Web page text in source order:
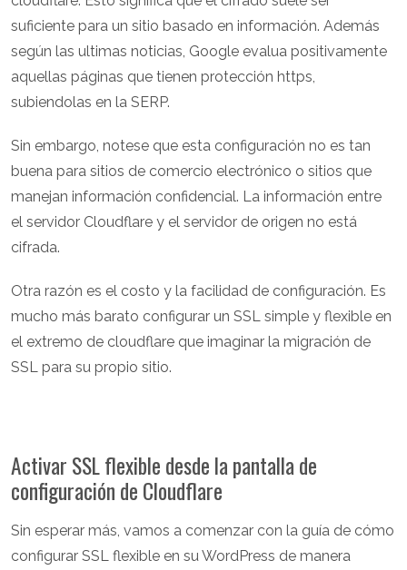
suficiente para un sitio basado en información. Además
según las ultimas noticias, Google evalua positivamente
aquellas páginas que tienen protección https,
subiendolas en la SERP.
Sin embargo, notese que esta configuración no es tan
buena para sitios de comercio electrónico o sitios que
manejan información confidencial. La información entre
el servidor Cloudflare y el servidor de origen no está
cifrada.
Otra razón es el costo y la facilidad de configuración. Es
mucho más barato configurar un SSL simple y flexible en
el extremo de cloudflare que imaginar la migración de
SSL para su propio sitio.
Activar SSL flexible desde la pantalla de
configuración de Cloudflare
Sin esperar más, vamos a comenzar con la guía de cómo
configurar SSL flexible en su WordPress de manera